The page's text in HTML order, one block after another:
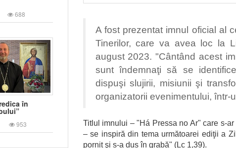
688
în
953
A fost prezentat imnul oficial al
Tinerilor, care va avea loc la
august 2023. "Cântând acest
sunt îndemnaţi să se
dispuşi slujirii, misiunii şi
organizatorii evenimentului, într-
Titlul imnului – "Há Pressa no Ar" care s-
– se inspiră din tema următoarei ediţii a
pornit şi s-a dus în grabă" (Lc 1,39).